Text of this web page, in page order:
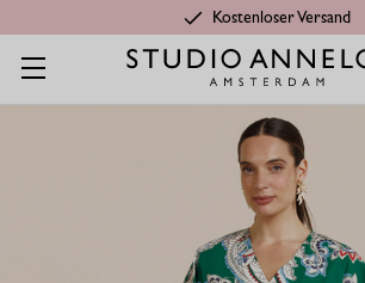
Kostenloser Versand
Startseite Shop Kleidung aus Travelstoff